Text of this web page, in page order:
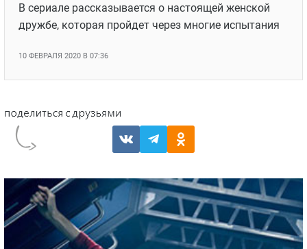
В сериале рассказывается о настоящей женской
дружбе, которая пройдет через многие испытания
10 ФЕВРАЛЯ 2020 В 07:36